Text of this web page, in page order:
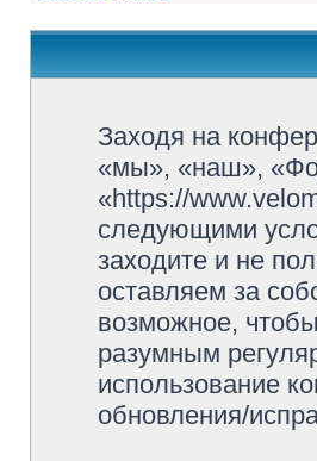
Заходя на
«мы», «наш»,
«https://
следующими
заходите и не
оставляем за
возможное,
разумным
использование
обновления/